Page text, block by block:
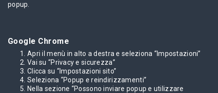
popup.
Google Chrome
Apri il menù in alto a destra e seleziona “Impostazioni”
Vai su “Privacy e sicurezza”
Clicca su “Impostazioni sito”
Seleziona “Popup e reindirizzamenti”
Nella sezione “Possono inviare popup e utilizzare